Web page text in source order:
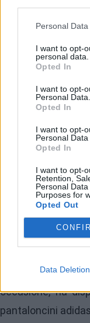
Personal
I want to opt-
personal data.
Opted In
I want to opt-
Personal Data.
Opted In
I want to opt-
Personal Data
Opted In
I want to opt-
Retention,
Personal
Purposes for
Opted Out
Data Deletion
il punto dolce si
palla viene
dal campo.
preferiscano
nessun altro
così bassa sulla
motivo che
non ha mai
marchio
occasionale e
anche se ha
occasione, ha
pantaloncini